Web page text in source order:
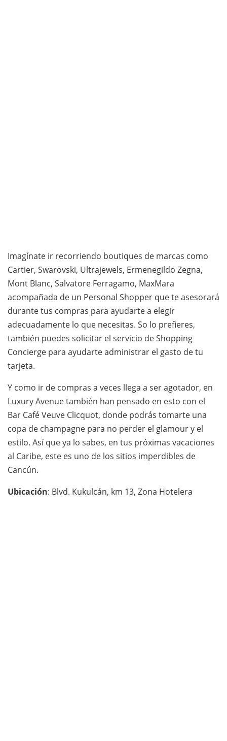
Imagínate ir recorriendo boutiques de marcas como
Cartier, Swarovski, Ultrajewels, Ermenegildo Zegna,
Mont Blanc, Salvatore Ferragamo, MaxMara
acompañada de un Personal Shopper que te asesorará
durante tus compras para ayudarte a elegir
adecuadamente lo que necesitas. So lo prefieres,
también puedes solicitar el servicio de Shopping
Concierge para ayudarte administrar el gasto de tu
tarjeta.
Y como ir de compras a veces llega a ser agotador, en
Luxury Avenue también han pensado en esto con el
Bar Café Veuve Clicquot, donde podrás tomarte una
copa de champagne para no perder el glamour y el
estilo. Así que ya lo sabes, en tus próximas vacaciones
al Caribe, este es uno de los sitios imperdibles de
Cancún.
Ubicación: Blvd. Kukulcán, km 13, Zona Hotelera